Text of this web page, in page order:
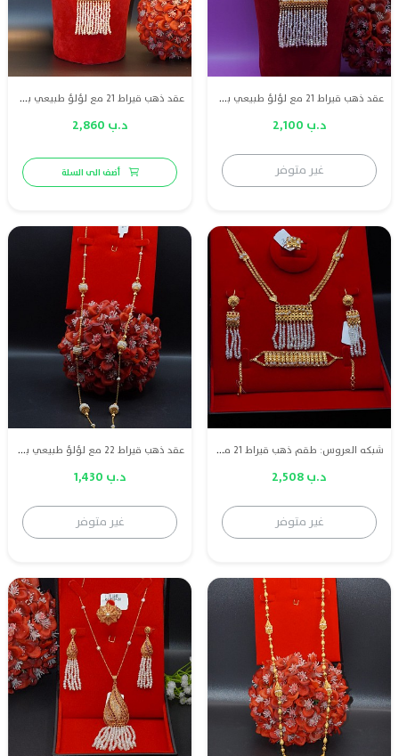
عقد ذهب قيراط 21 مع لؤلؤ طبيعي بحريني
د.ب 2,100
غير متوفر
عقد ذهب قيراط 21 مع لؤلؤ طبيعي بحريني
د.ب 2,860
أضف الى السلة
شبكه العروس: طقم ذهب قيراط 21 مع لؤلؤ طبيعي بحريني
د.ب 2,508
غير متوفر
عقد ذهب قيراط 22 مع لؤلؤ طبيعي بحريني
د.ب 1,430
غير متوفر